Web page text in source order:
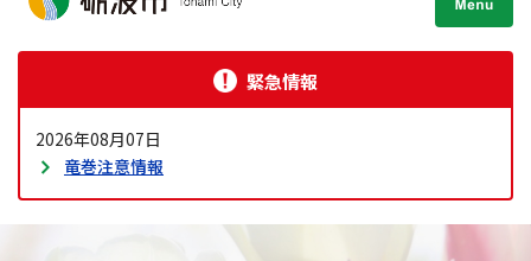
緊急情報
2026年08月07日
竜巻注意情報